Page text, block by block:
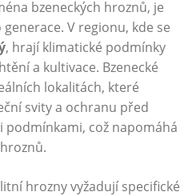
bzeneckých ‍hroznů,⁣ je
​V⁢ regionu, kde ​se
,⁣ hrají ‌klimatické podmínky
a kultivace. Bzenecké
lokalitách, které⁤
svity a ochranu před
což​ napomáhá
hrozny vyžadují specifické